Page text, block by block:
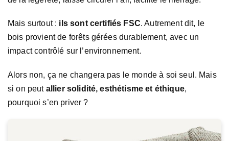
Mais surtout : ils sont certifiés FSC. Autrement dit, le
bois provient de forêts gérées durablement, avec un
impact contrôlé sur l’environnement.
Alors non, ça ne changera pas le monde à soi seul. Mais
si on peut allier solidité, esthétisme et éthique,
pourquoi s’en priver ?